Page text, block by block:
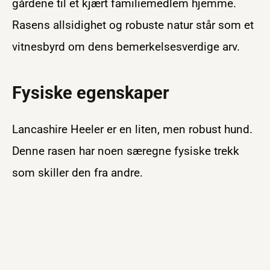
gårdene til et kjært familiemedlem hjemme.
Rasens allsidighet og robuste natur står som et
vitnesbyrd om dens bemerkelsesverdige arv.
Fysiske egenskaper
Lancashire Heeler er en liten, men robust hund.
Denne rasen har noen særegne fysiske trekk
som skiller den fra andre.